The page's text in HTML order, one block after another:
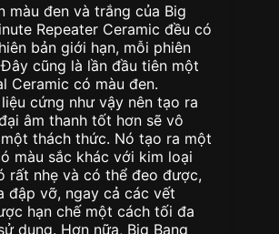
màu đen và trắng của Big
Repeater Ceramic đều có
bản giới hạn, mỗi phiên
cũng là lần đầu tiên một
Ceramic có màu đen.
cứng như vậy nên tạo ra
âm thanh tốt hơn sẽ vô
thách thức. Nó tạo ra một
màu sắc khác với kim loại
rất nhẹ và có thể đeo được,
đập vỡ, ngay cả các vết
hạn chế một cách tối đa
dụng. Hơn nữa, Big Bang